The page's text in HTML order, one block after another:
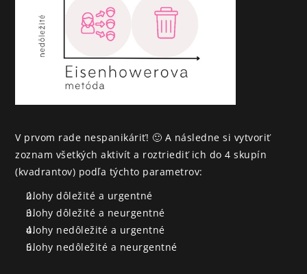
V prvom rade nespanikáriť! 🙂 A následne si vytvoriť
zoznam všetkých aktivít a roztriediť ich do 4 skupín
(kvadrantov) podľa týchto parametrov:
úlohy dôležité a urgentné
úlohy dôležité a neurgentné
úlohy nedôležité a urgentné
úlohy nedôležité a neurgentné